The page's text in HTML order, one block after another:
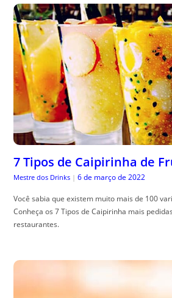
7 Tipos de Caipirinha de
Mestre dos Drinks | 6 de março de 2022
Você sabia que existem muito mais de 100
Conheça os 7 Tipos de Caipirinha mais
restaurantes.